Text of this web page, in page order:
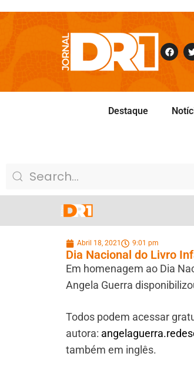
Destaque
Abril 18, 2021 9:01 pm
Dia Nacional do Livro
Em homenagem ao Dia
Angela Guerra
Todos podem acessar
autora:
também em inglês.